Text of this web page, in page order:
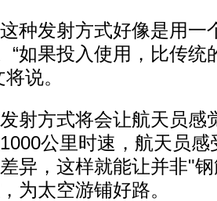
发射方式好像是用一
“如果投入使用，比传
说。
方式将会让航天员感
公里时速，航天员感
异，这样就能让并非"
为太空游铺好路。